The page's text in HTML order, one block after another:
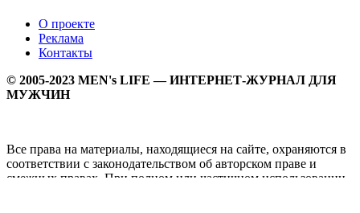
О проекте
Реклама
Контакты
© 2005-2023 MEN's LIFE — ИНТЕРНЕТ-ЖУРНАЛ ДЛЯ
МУЖЧИН
Все права на материалы, находящиеся на сайте, охраняются в
соответствии с законодательством об авторском праве и
смежных правах. При полном или частичном использовании